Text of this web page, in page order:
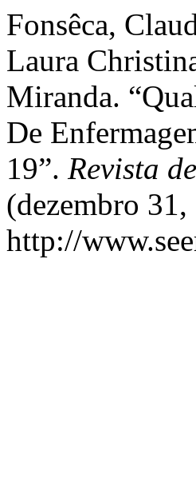
Fonsêca,
Laura
Miranda.
De
19”. Revista
(dezembro
http://